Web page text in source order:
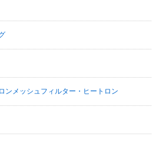
メッシュフィルター・ヒートロン